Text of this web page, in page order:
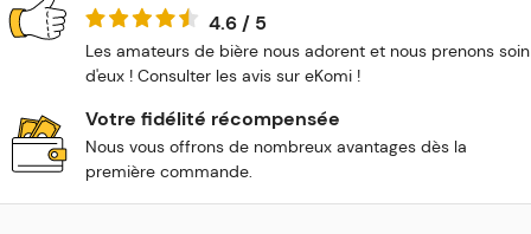
4.6 / 5
Les amateurs de bière nous adorent et nous prenons soin
d'eux ! Consulter les avis sur eKomi !
Votre fidélité récompensée
Nous vous offrons de nombreux avantages dès la
première commande.